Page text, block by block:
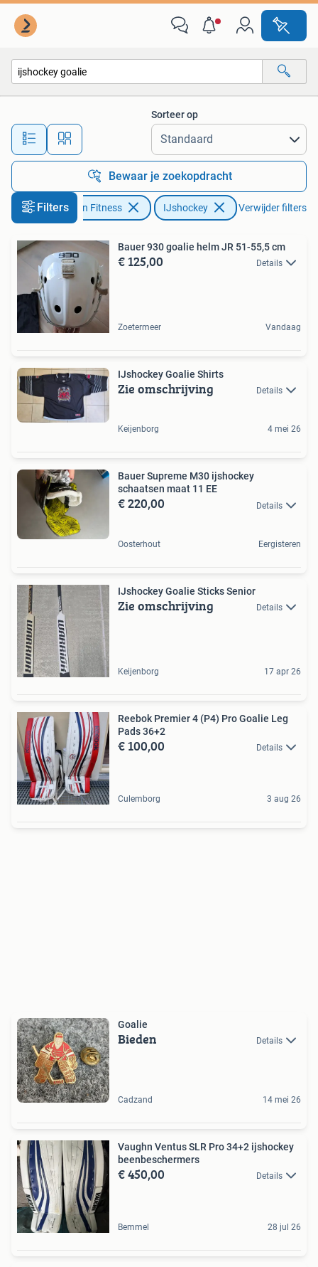
Alle afstanden…
Sorteer op
Bewaar je zoekopdracht
Filters
Sport en Fitness IJshockey Verwijder filters
Bauer 930 goalie helm JR 51-55,5 cm
€ 125,00 Details
Zoetermeer Vandaag
IJshockey Goalie Shirts
Zie omschrijving Details
Keijenborg 4 mei 26
Bauer Supreme M30 ijshockey
schaatsen maat 11 EE
€ 220,00 Details
Oosterhout Eergisteren
IJshockey Goalie Sticks Senior
Zie omschrijving Details
Keijenborg 17 apr 26
Reebok Premier 4 (P4) Pro Goalie Leg
Pads 36+2
€ 100,00 Details
Culemborg 3 aug 26
Goalie
Bieden Details
Cadzand 14 mei 26
Vaughn Ventus SLR Pro 34+2 ijshockey
beenbeschermers
€ 450,00 Details
Bemmel 28 jul 26